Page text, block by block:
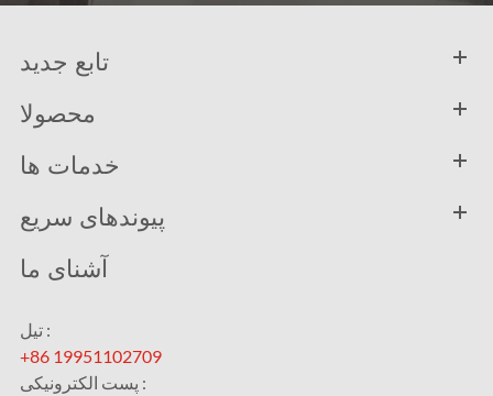
تابع جدید
محصولا
خدمات ها
پیوندهای سریع
آشنای ما
تیل :
+86 19951102709
پست الکترونیکی :